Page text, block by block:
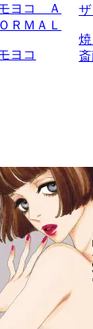
ヨコ Ａ
ＲＭＡＬ
ヨコ